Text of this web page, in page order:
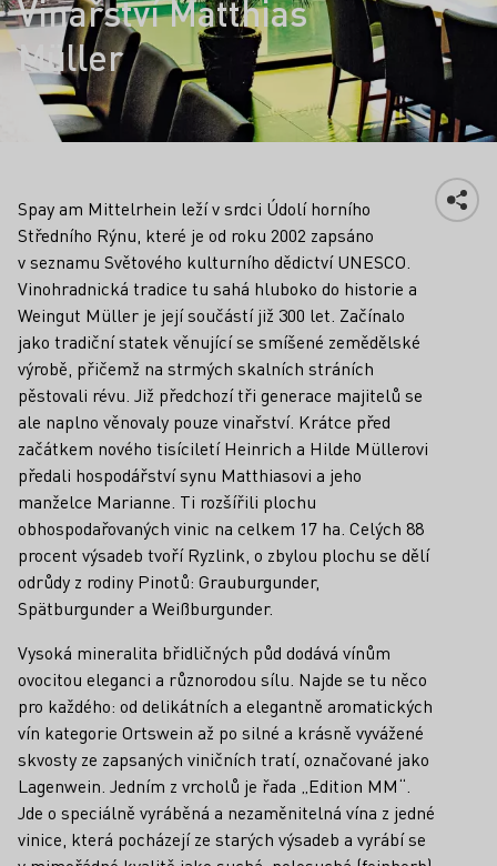
Vinařství Matthias
Müller
Spay am Mittelrhein leží v srdci Údolí horního
Středního Rýnu, které je od roku 2002 zapsáno
v seznamu Světového kulturního dědictví UNESCO.
Vinohradnická tradice tu sahá hluboko do historie a
Weingut Müller je její součástí již 300 let. Začínalo
jako tradiční statek věnující se smíšené zemědělské
výrobě, přičemž na strmých skalních stráních
pěstovali révu. Již předchozí tři generace majitelů se
ale naplno věnovaly pouze vinařství. Krátce před
začátkem nového tisíciletí Heinrich a Hilde Müllerovi
předali hospodářství synu Matthiasovi a jeho
manželce Marianne. Ti rozšířili plochu
obhospodařovaných vinic na celkem 17 ha. Celých 88
procent výsadeb tvoří Ryzlink, o zbylou plochu se dělí
odrůdy z rodiny Pinotů: Grauburgunder,
Spätburgunder a Weißburgunder.
Vysoká mineralita břidličných půd dodává vínům
ovocitou eleganci a různorodou sílu. Najde se tu něco
pro každého: od delikátních a elegantně aromatických
vín kategorie Ortswein až po silné a krásně vyvážené
skvosty ze zapsaných viničních tratí, označované jako
Lagenwein. Jedním z vrcholů je řada „Edition MM“.
Jde o speciálně vyráběná a nezaměnitelná vína z jedné
vinice, která pocházejí ze starých výsadeb a vyrábí se